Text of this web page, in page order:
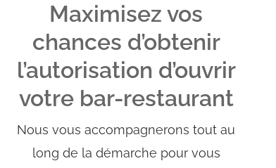
Maximisez vos
chances d’obtenir
l’autorisation d’ouvrir
votre bar-restaurant
Nous vous accompagnerons tout au
long de la démarche pour vous